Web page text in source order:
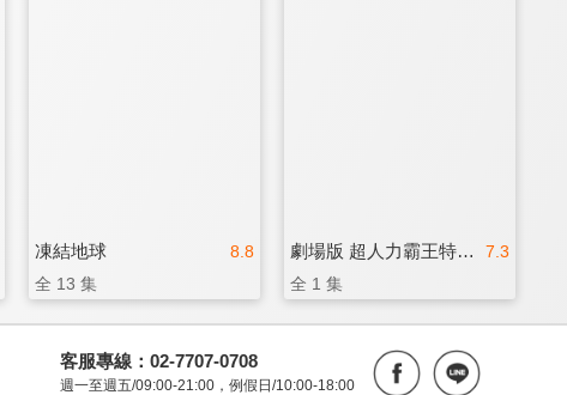
8.8
凍結地球
全 13 集
7.3
劇場版 超人力霸王特利卡：特別篇Z(中文版)
全 1 集
客服專線：02-7707-0708
週一至週五/09:00-21:00，例假日/10:00-18:00